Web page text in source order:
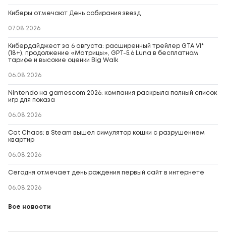
Киберы отмечают День собирания звезд
07.08.2026
Кибердайджест за 6 августа: расширенный трейлер GTA VI*
(18+), продолжение «Матрицы», GPT-5.6 Luna в бесплатном
тарифе и высокие оценки Big Walk
06.08.2026
Nintendo на gamescom 2026: компания раскрыла полный список
игр для показа
06.08.2026
Cat Chaos: в Steam вышел симулятор кошки с разрушением
квартир
06.08.2026
Сегодня отмечает день рождения первый сайт в интернете
06.08.2026
Все новости